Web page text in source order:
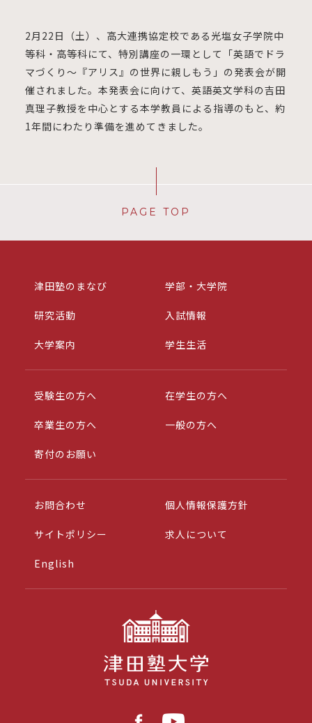
2月22日（土）、高大連携協定校である光塩女子学院中
等科・高等科にて、特別講座の一環として「英語でドラ
マづくり～『アリス』の世界に親しもう」の発表会が開
催されました。本発表会に向けて、英語英文学科の吉田
真理子教授を中心とする本学教員による指導のもと、約
1年間にわたり準備を進めてきました。
PAGE TOP
津田塾のまなび 学部・大学院
研究活動 入試情報
大学案内 学生生活
受験生の方へ 在学生の方へ
卒業生の方へ 一般の方へ
寄付のお願い
お問合わせ 個人情報保護方針
サイトポリシー 求人について
English